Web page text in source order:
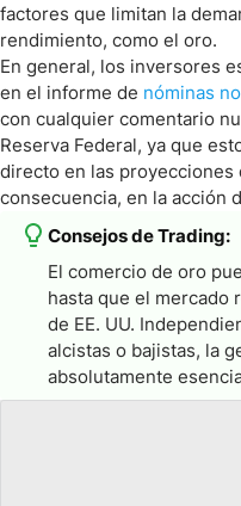
factores que limitan la
rendimiento, como el oro.
En general, los inversores
en el informe de nóminas
con cualquier comentario
Reserva Federal, ya que
directo en las proyecciones
consecuencia, en la acción
Consejos de Trading:
El comercio de oro
hasta que el mercado
de EE. UU.
alcistas o bajistas, la
absolutamente